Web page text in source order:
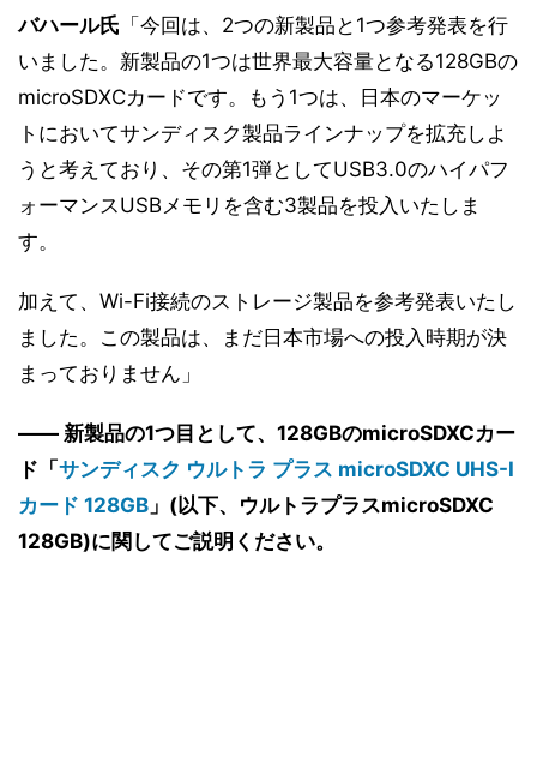
バハール氏 「今回は、2つの新製品と1つ参考発表を行
いました。新製品の1つは世界最大容量となる128GBの
microSDXCカードです。もう1つは、日本のマーケッ
トにおいてサンディスク製品ラインナップを拡充しよ
うと考えており、その第1弾としてUSB3.0のハイパフ
ォーマンスUSBメモリを含む3製品を投入いたしま
す。
加えて、Wi-Fi接続のストレージ製品を参考発表いたし
ました。この製品は、まだ日本市場への投入時期が決
まっておりません」
―― 新製品の1つ目として、128GBのmicroSDXCカー
ド「 サンディスク ウルトラ プラス microSDXC UHS-I
カード 128GB 」(以下、ウルトラプラスmicroSDXC
128GB)に関してご説明ください。